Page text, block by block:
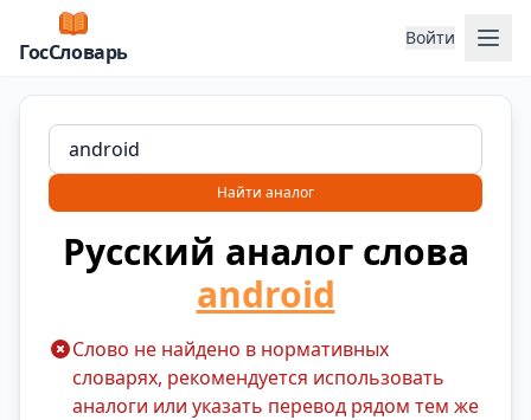
ГосСловарь
Войти
Найти аналог
Русский аналог слова
android
Слово не найдено в нормативных
словарях, рекомендуется использовать
аналоги или указать перевод рядом тем же